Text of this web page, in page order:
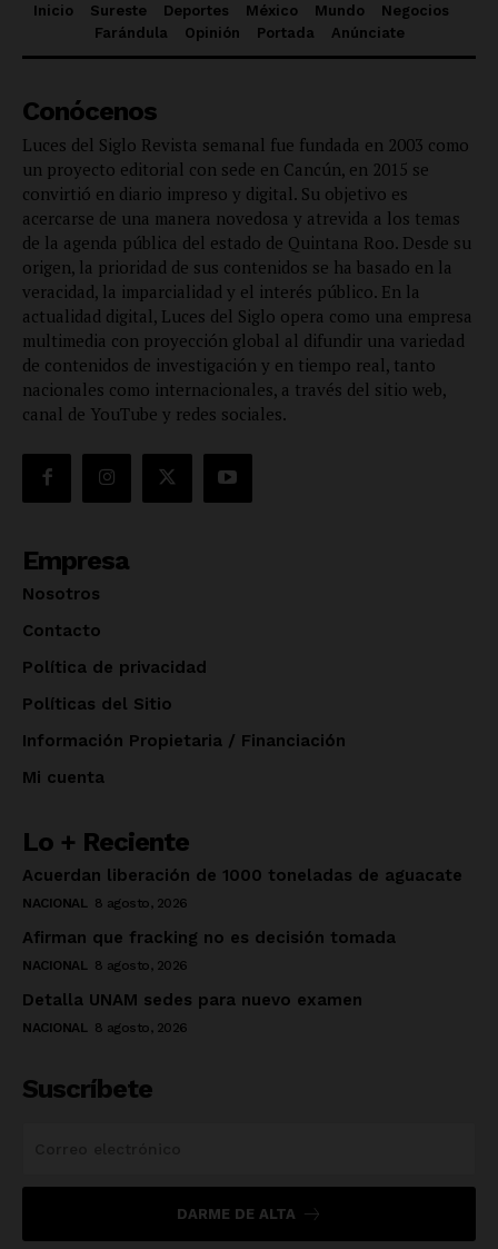
Inicio Sureste Deportes México Mundo
Negocios
Farándula
Opinión Portada Anúnciate
Conócenos
Luces del Siglo Revista semanal fue fundada en 2003 como
un proyecto editorial con sede en Cancún, en 2015 se
convirtió en diario impreso y digital. Su objetivo es
acercarse de una manera novedosa y atrevida a los temas
de la agenda pública del estado de Quintana Roo. Desde su
origen, la prioridad de sus contenidos se ha basado en la
veracidad, la imparcialidad y el interés público. En la
actualidad digital, Luces del Siglo opera como una empresa
multimedia con proyección global al difundir una variedad
de contenidos de investigación y en tiempo real, tanto
nacionales como internacionales, a través del sitio web,
canal de YouTube y redes sociales.
Empresa
Nosotros
Contacto
Política de privacidad
Políticas del Sitio
Información Propietaria / Financiación
Mi cuenta
Lo + Reciente
Acuerdan liberación de 1000 toneladas de aguacate
NACIONAL 8 agosto, 2026
Afirman que fracking no es decisión tomada
NACIONAL 8 agosto, 2026
Detalla UNAM sedes para nuevo examen
NACIONAL 8 agosto, 2026
Suscríbete
DARME DE ALTA